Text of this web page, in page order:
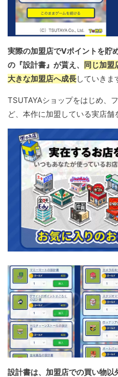
実際の加盟店でVポイントを貯
の『設計書』が貰え、
同じ加盟
大きな加盟店へ成長していきま
TSUTAYAショップをはじめ、
ど、本作に加盟している実店舗
設計書は、加盟店での買い物以